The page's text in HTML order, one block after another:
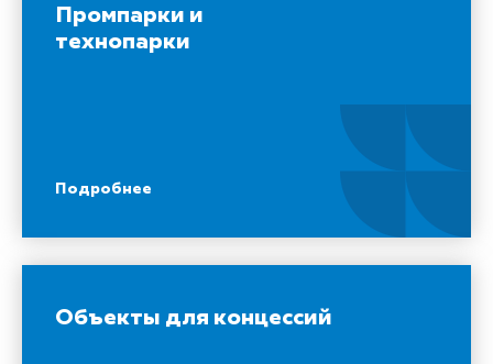
Промпарки и
технопарки
Подробнее
Объекты для концессий